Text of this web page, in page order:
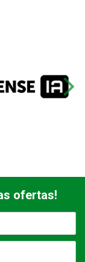
ofertas!